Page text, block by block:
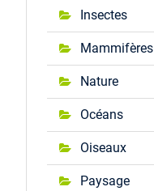
Insectes
Mammifères
Nature
Océans
Oiseaux
Paysage